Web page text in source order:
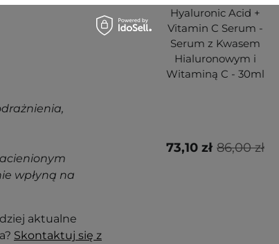
wpłyną na
aktualne
Skontaktuj się z
Hyaluronic Acid +
Vitamin C Serum -
Serum z Kwasem
Hialuronowym i
Witaminą C - 30ml
86,00 zł
73,10 zł